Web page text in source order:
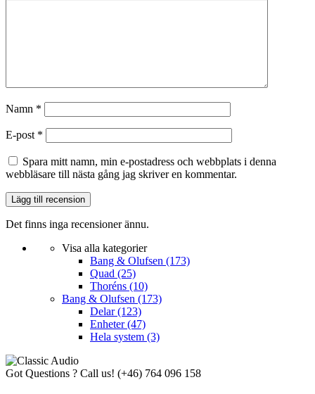
Namn *
E-post *
Spara mitt namn, min e-postadress och webbplats i denna
webbläsare till nästa gång jag skriver en kommentar.
Det finns inga recensioner ännu.
Visa alla kategorier
Bang & Olufsen (173)
Quad (25)
Thoréns (10)
Bang & Olufsen (173)
Delar(123)
Enheter(47)
Hela system (3)
Got Questions ? Call us! (+46) 764 096 158